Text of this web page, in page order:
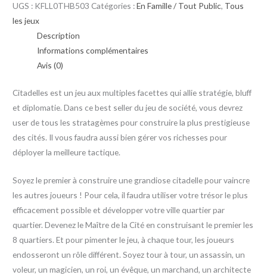
UGS : KFLL0THB503 Catégories :En Famille / Tout Public, Tous
les jeux
Description
Informations complémentaires
Avis (0)
Citadelles est un jeu aux multiples facettes qui allie stratégie, bluff
et diplomatie. Dans ce best seller du jeu de société, vous devrez
user de tous les stratagèmes pour construire la plus prestigieuse
des cités. Il vous faudra aussi bien gérer vos richesses pour
déployer la meilleure tactique.
Soyez le premier à construire une grandiose citadelle pour vaincre
les autres joueurs ! Pour cela, il faudra utiliser votre trésor le plus
efficacement possible et développer votre ville quartier par
quartier. Devenez le Maître de la Cité en construisant le premier les
8 quartiers. Et pour pimenter le jeu, à chaque tour, les joueurs
endosseront un rôle différent. Soyez tour à tour, un assassin, un
voleur, un magicien, un roi, un évêque, un marchand, un architecte